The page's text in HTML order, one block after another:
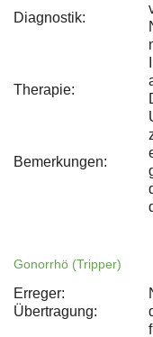
Diagnostik:
Therapie:
Bemerkungen:
Gonorrhö (Tripper)
Erreger:
Übertragung: